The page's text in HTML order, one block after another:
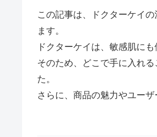
この記事は、ドクターケイ
ます。
ドクターケイは、敏感肌に
そのため、どこで手に入れ
た。
さらに、商品の魅力やユー